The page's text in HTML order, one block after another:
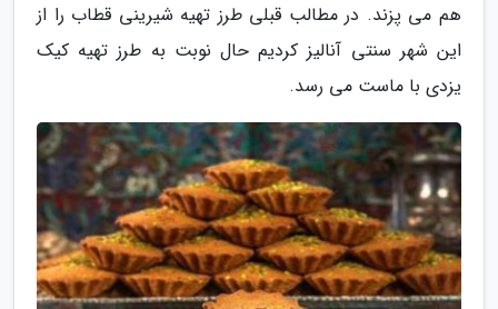
هم می پزند. در مطالب قبلی طرز تهیه شیرینی قطاب را از
این شهر سنتی آنالیز کردیم حال نوبت به طرز تهیه کیک
یزدی با ماست می رسد.